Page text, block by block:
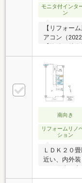
モニタ付インタ
ン
【リフォー
アコン（
も無く、陽
室内はキレ
備が交換さ
ださい。
南向き
リフォームリノ
ション
ＬＤＫ２０
近い、内外
ー付洗面化